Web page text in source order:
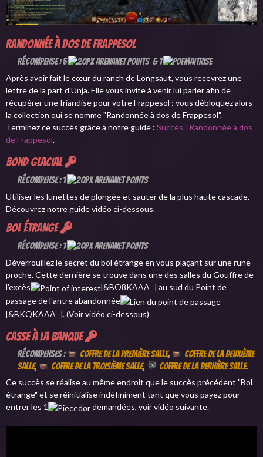
Randonnée à dos de frappesol
Récompense : 5
& 1
Après avoir fait le cœur du ranch de Longsaut, vous recevrez une
lettre de la part d'Unja. Elle vous invite à venir lui parler afin de
récupérer une friandise pour votre Frappesol : vous débloquez alors
la collection qui se nomme "Randonnée à dos de Frappesol".
Terminez ce succès grâce à notre guide : Succès : Randonnée à dos
de Frappesol.
Bond glacial
Récompense : 1
Utiliser les lunettes de plongée et sauter de la plus haute cascade.
Découvrez notre guide vidéo ci-dessous.
Bol étrange
Récompense : 1
Déverrouillez le secret du bol étrange en vous plaçant sur une rune
proche. Cette dernière se trouve dans une des salles du Gouffre de
l'excès
[&BO8KAAA=] au sud du Point de
passage de l'antre abandonnée
[&BKQKAAA=]. (Voir vidéo ci-dessous)
Casse à la banque
Récompenses : Coffre de la première salle,
Coffre de la deuxième
salle, Coffre de la troisième salle, Coffre de la dernière salle.
Ce succès se réalise au même endroit que le succès précédent "Bol
étrange" et se réinitialise indéfiniment tant que vous payez pour
entrer les 1
demandées, voir vidéo suivante.